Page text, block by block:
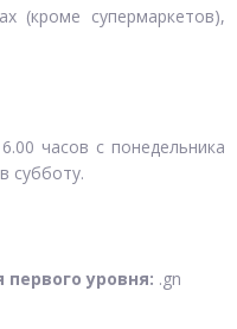
(кроме супермаркетов),
часов с понедельника
субботу.
уровня: .gn